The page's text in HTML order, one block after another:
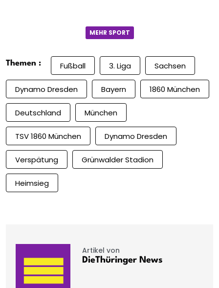
MEHR SPORT
Themen : Fußball 3. Liga Sachsen
Dynamo Dresden Bayern 1860 München
Deutschland München
TSV 1860 München Dynamo Dresden
Verspätung Grünwalder Stadion
Heimsieg
Artikel von
DieThüringer News